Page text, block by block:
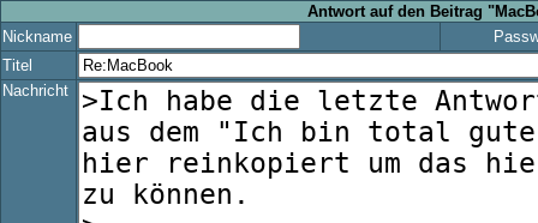
Antwort auf den Beitrag
Nickname
Titel
Nachricht